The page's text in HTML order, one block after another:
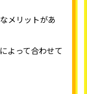
メリットがあ
よって合わせて